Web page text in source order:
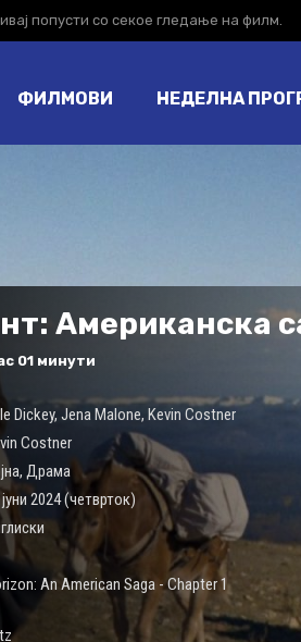
попусти со секое гледање на филм.
ФИЛМОВИ НЕДЕЛНА
Американска
01 минути
Dickey, Jena Malone, Kevin Costner
Costner
, Драма
2024 (четврток)
An American Saga - Chapter 1